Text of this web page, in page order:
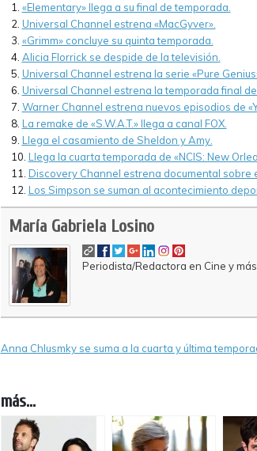
«Elementary» llega a su final de temporada.
Universal Channel estrena «MacGyver».
«Grimm» concluye su quinta temporada.
Alicia Florrick se despide de la televisión.
Universal Channel estrena la serie «Pure
Universal Channel estrena la temporada final de
Warner Channel estrena nuevos episodios de
La remake de «S.W.A.T.» llega a canal FOX.
Llega el casamiento de Sheldon y Amy.
Llega la cuarta temporada de «NCIS: New
Discovery Channel estrena documental sobre
Los Simpson se suman al acontecimiento
María Gabriela Losino
Periodista/Redactora en Cine y más...
Anna Chlusmky se suma a la cuarta y última
más...